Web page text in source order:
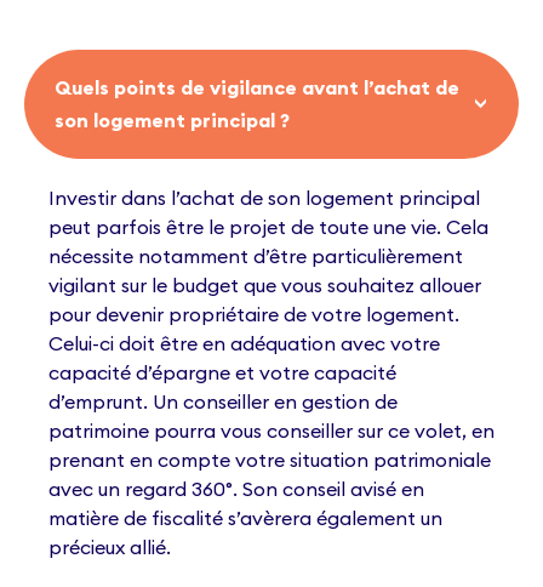
Quels points de vigilance avant l’achat de
son logement principal ?
Investir dans l’achat de son logement principal
peut parfois être le projet de toute une vie. Cela
nécessite notamment d’être particulièrement
vigilant sur le budget que vous souhaitez allouer
pour devenir propriétaire de votre logement.
Celui-ci doit être en adéquation avec votre
capacité d’épargne et votre capacité
d’emprunt. Un conseiller en gestion de
patrimoine pourra vous conseiller sur ce volet, en
prenant en compte votre situation patrimoniale
avec un regard 360°. Son conseil avisé en
matière de fiscalité s’avèrera également un
précieux allié.